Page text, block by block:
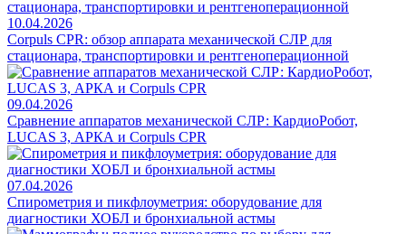
10.04.2026
Corpuls CPR: обзор аппарата механической СЛР для
стационара, транспортировки и рентгеноперационной
09.04.2026
Сравнение аппаратов механической СЛР: КардиоРобот,
LUCAS 3, АРКА и Corpuls CPR
07.04.2026
Спирометрия и пикфлоуметрия: оборудование для
диагностики ХОБЛ и бронхиальной астмы